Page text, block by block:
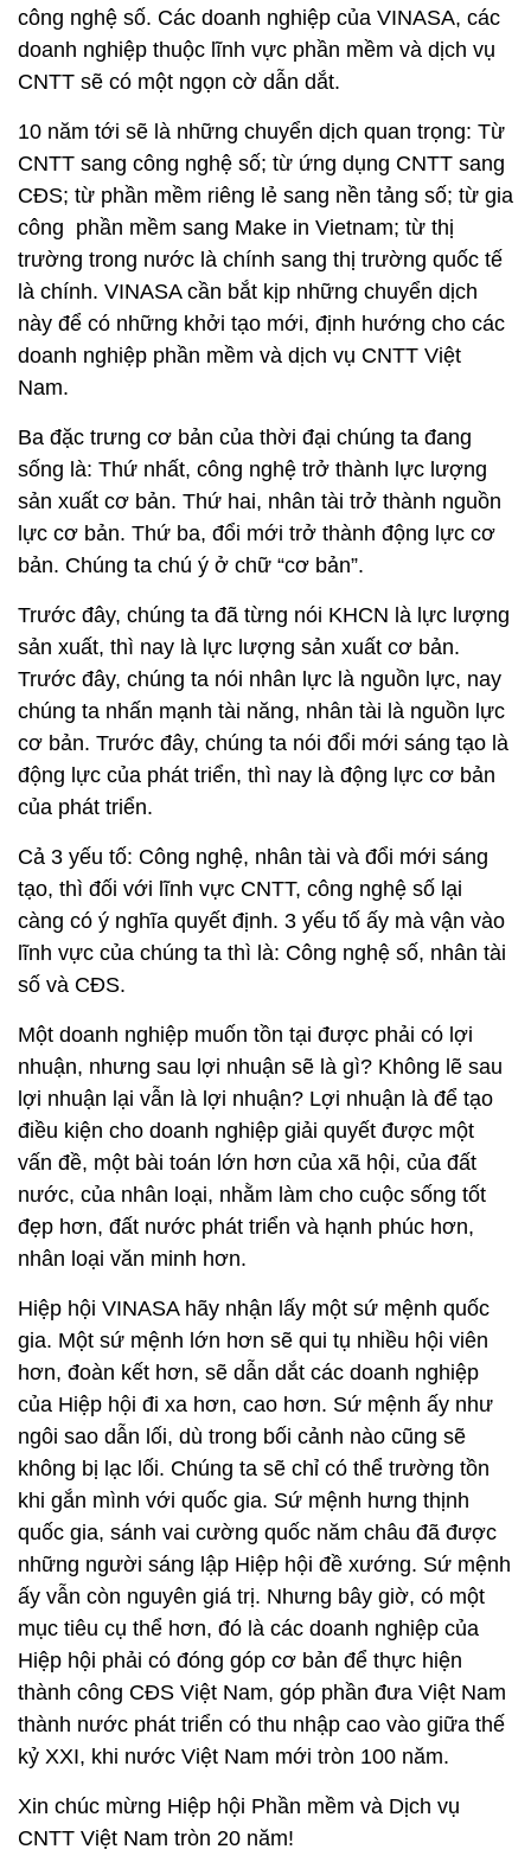
công nghệ số. Các doanh nghiệp của VINASA, các
doanh nghiệp thuộc lĩnh vực phần mềm và dịch vụ
CNTT sẽ có một ngọn cờ dẫn dắt.
10 năm tới sẽ là những chuyển dịch quan trọng: Từ
CNTT sang công nghệ số; từ ứng dụng CNTT sang
CĐS; từ phần mềm riêng lẻ sang nền tảng số; từ gia
công phần mềm sang Make in Vietnam; từ thị
trường trong nước là chính sang thị trường quốc tế
là chính. VINASA cần bắt kịp những chuyển dịch
này để có những khởi tạo mới, định hướng cho các
doanh nghiệp phần mềm và dịch vụ CNTT Việt
Nam.
Ba đặc trưng cơ bản của thời đại chúng ta đang
sống là: Thứ nhất, công nghệ trở thành lực lượng
sản xuất cơ bản. Thứ hai, nhân tài trở thành nguồn
lực cơ bản. Thứ ba, đổi mới trở thành động lực cơ
bản. Chúng ta chú ý ở chữ “cơ bản”.
Trước đây, chúng ta đã từng nói KHCN là lực lượng
sản xuất, thì nay là lực lượng sản xuất cơ bản.
Trước đây, chúng ta nói nhân lực là nguồn lực, nay
chúng ta nhấn mạnh tài năng, nhân tài là nguồn lực
cơ bản. Trước đây, chúng ta nói đổi mới sáng tạo là
động lực của phát triển, thì nay là động lực cơ bản
của phát triển.
Cả 3 yếu tố: Công nghệ, nhân tài và đổi mới sáng
tạo, thì đối với lĩnh vực CNTT, công nghệ số lại
càng có ý nghĩa quyết định. 3 yếu tố ấy mà vận vào
lĩnh vực của chúng ta thì là: Công nghệ số, nhân tài
số và CĐS.
Một doanh nghiệp muốn tồn tại được phải có lợi
nhuận, nhưng sau lợi nhuận sẽ là gì? Không lẽ sau
lợi nhuận lại vẫn là lợi nhuận? Lợi nhuận là để tạo
điều kiện cho doanh nghiệp giải quyết được một
vấn đề, một bài toán lớn hơn của xã hội, của đất
nước, của nhân loại, nhằm làm cho cuộc sống tốt
đẹp hơn, đất nước phát triển và hạnh phúc hơn,
nhân loại văn minh hơn.
Hiệp hội VINASA hãy nhận lấy một sứ mệnh quốc
gia. Một sứ mệnh lớn hơn sẽ qui tụ nhiều hội viên
hơn, đoàn kết hơn, sẽ dẫn dắt các doanh nghiệp
của Hiệp hội đi xa hơn, cao hơn. Sứ mệnh ấy như
ngôi sao dẫn lối, dù trong bối cảnh nào cũng sẽ
không bị lạc lối. Chúng ta sẽ chỉ có thể trường tồn
khi gắn mình với quốc gia. Sứ mệnh hưng thịnh
quốc gia, sánh vai cường quốc năm châu đã được
những người sáng lập Hiệp hội đề xướng. Sứ mệnh
ấy vẫn còn nguyên giá trị. Nhưng bây giờ, có một
mục tiêu cụ thể hơn, đó là các doanh nghiệp của
Hiệp hội phải có đóng góp cơ bản để thực hiện
thành công CĐS Việt Nam, góp phần đưa Việt Nam
thành nước phát triển có thu nhập cao vào giữa thế
kỷ XXI, khi nước Việt Nam mới tròn 100 năm.
Xin chúc mừng Hiệp hội Phần mềm và Dịch vụ
CNTT Việt Nam tròn 20 năm!